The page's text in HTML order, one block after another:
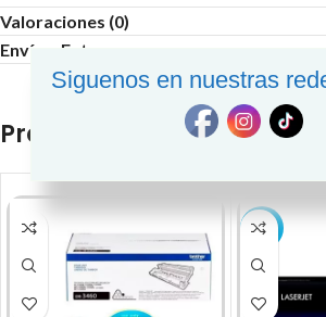
Valoraciones (0)
Envío y Entrega
Productos relacionados
-3%
Siguenos en nuestras